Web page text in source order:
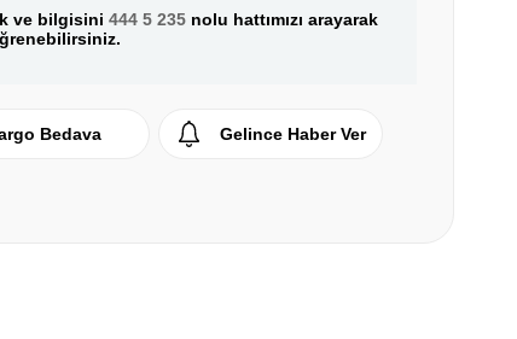
ve bilgisini 444 5 235nolu hattımızı arayarak
Bedava Gelince Haber Ver